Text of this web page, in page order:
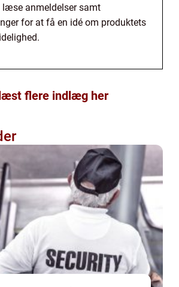
læse anmeldelser samt
for at få en idé om produktets
flere indlæg her